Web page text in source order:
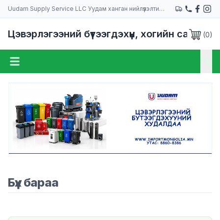
Uudam Supply Service LLC Уудам ханган нийлүүлэлтийн компани
Цэвэрлэгээний бүтээгдэхүүн, хогийн сав (0)
Бүх бараа